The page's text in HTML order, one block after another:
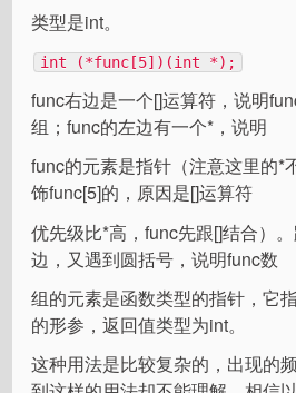
类型是int。
int (*func[5])(int *);
func右边是一个[]运算符，说明
组；func的左边有一个*，说明
func的元素是指针（注意这里的*
饰func[5]的，原因是[]运算符
优先级比*高，func先跟[]结合）
边，又遇到圆括号，说明func数
组的元素是函数类型的指针，它
的形参，返回值类型为int。
这种用法是比较复杂的，出现的